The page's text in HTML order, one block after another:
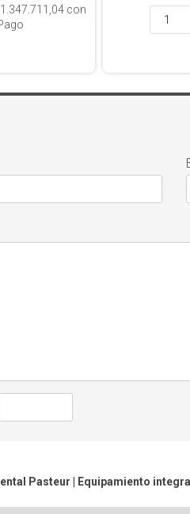
con
Pasteur | Equipamiento